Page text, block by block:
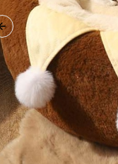
Previous slide